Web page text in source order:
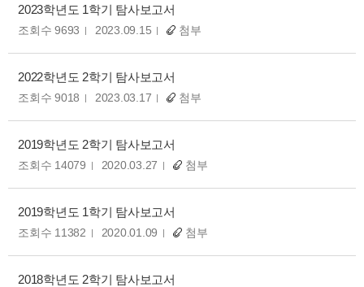
2023학년도 1학기 탐사보고서
조회수 9693 2023.09.15 첨부
2022학년도 2학기 탐사보고서
조회수 9018 2023.03.17 첨부
2019학년도 2학기 탐사보고서
조회수 14079 2020.03.27 첨부
2019학년도 1학기 탐사보고서
조회수 11382 2020.01.09 첨부
2018학년도 2학기 탐사보고서